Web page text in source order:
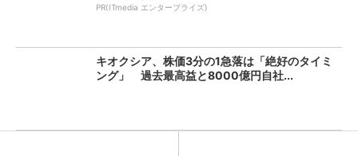
PR(ITmedia エンタープライズ)
キオクシア、株価3分の1急落は「絶好のタイミ
ング」 過去最高益と8000億円自社...